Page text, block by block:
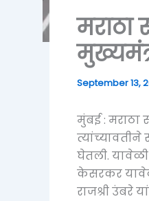
मराठा
September 13,
मुंबई : मराठा
घेतली. यावेळी
केसरकर
राजश्री उंबरे